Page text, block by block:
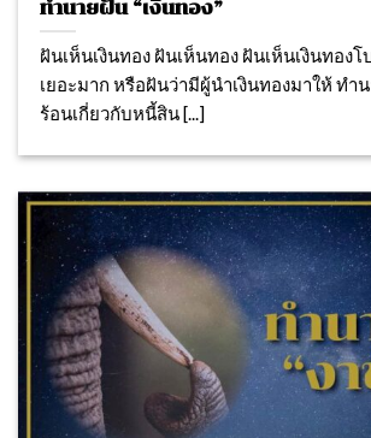
ทำนายฝัน “เงินทอง”
ฝันเห็นเงินทอง ฝันเห็นทอง ฝันเห็นเงินทอง
เยอะมาก หรือฝันว่ามีผู้นำเงินทองมาให้ ทำ
ร้อนเกี่ยวกับหนี้สิน [...]